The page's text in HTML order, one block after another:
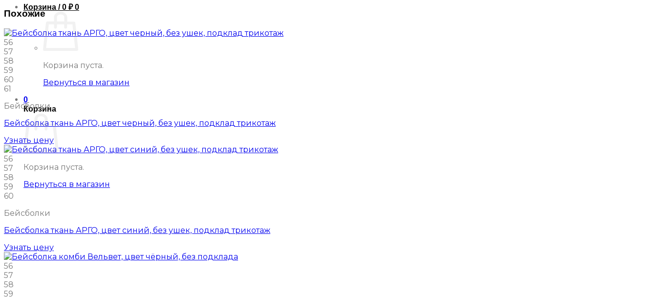
Корзина /0 ₽ 0
Корзина пуста.
Вернуться в магазин
0
Корзина
Корзина пуста.
Вернуться в магазин
Похожие
56
57
58
59
60
61
Бейсболки
Бейсболка ткань АРГО, цвет черный, без ушек, подклад трикотаж
Узнать цену
56
57
58
59
60
Бейсболки
Бейсболка ткань АРГО, цвет синий, без ушек, подклад трикотаж
Узнать цену
56
57
58
59